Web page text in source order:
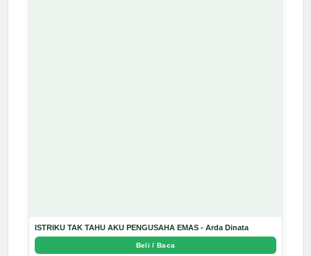
ISTRIKU TAK TAHU AKU PENGUSAHA EMAS - Arda Dinata
Beli / Baca